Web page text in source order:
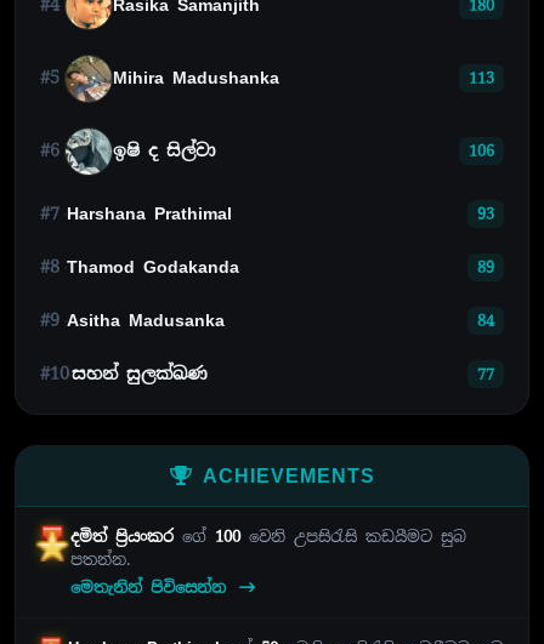
#4 Rasika Samanjith 180
#5 Mihira Madushanka 113
#6 ඉෂි ද සිල්වා 106
#7 Harshana Prathimal 93
#8 Thamod Godakanda 89
#9 Asitha Madusanka 84
#10සහන් සුලක්ඛණ 77
ACHIEVEMENTS
දමිත් ප්‍රියංකරගේ 100වෙනි උපසිරැසි කඩයීමට සුබ
පතන්න.
මෙතැනින් පිවිසෙන්න